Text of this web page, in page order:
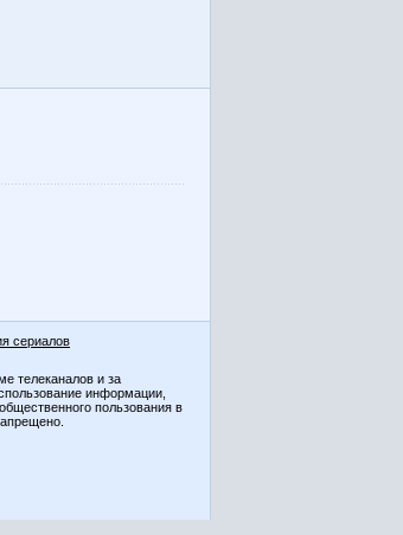
сериалов
телеканалов и за
информации,
пользования в